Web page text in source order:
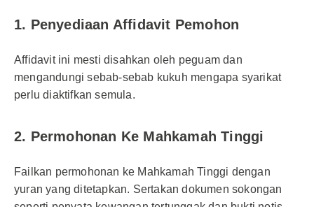
1. Penyediaan Affidavit Pemohon
Affidavit ini mesti disahkan oleh peguam dan
mengandungi sebab-sebab kukuh mengapa syarikat
perlu diaktifkan semula.
2. Permohonan Ke Mahkamah Tinggi
Failkan permohonan ke Mahkamah Tinggi dengan
yuran yang ditetapkan. Sertakan dokumen sokongan